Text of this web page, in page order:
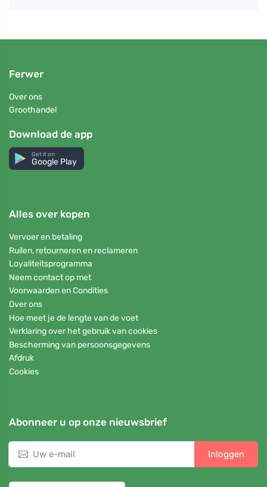
Ferwer
Over ons
Groothandel
Download de app
Get it on
Google Play
Alles over kopen
Vervoer en betaling
Ruilen, retourneren en reclameren
Loyaliteitsprogramma
Neem contact op met
Voorwaarden en Condities
Over ons
Hoe meet je de lengte van de voet
Verklaring over het gebruik van cookies
Bescherming van persoonsgegevens
Afdruk
Cookies
Abonneer u op onze nieuwsbrief
Inloggen